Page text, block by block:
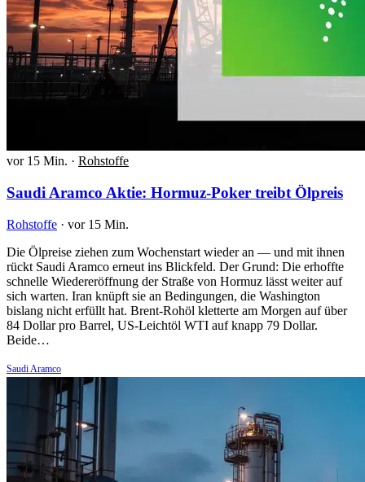
vor 15 Min. · Rohstoffe
Saudi Aramco Aktie: Hormuz-Poker treibt Ölpreis
Rohstoffe · vor 15 Min.
Die Ölpreise ziehen zum Wochenstart wieder an — und mit ihnen
rückt Saudi Aramco erneut ins Blickfeld. Der Grund: Die erhoffte
schnelle Wiedereröffnung der Straße von Hormuz lässt weiter auf
sich warten. Iran knüpft sie an Bedingungen, die Washington
bislang nicht erfüllt hat. Brent-Rohöl kletterte am Morgen auf über
84 Dollar pro Barrel, US-Leichtöl WTI auf knapp 79 Dollar.
Beide…
Saudi Aramco